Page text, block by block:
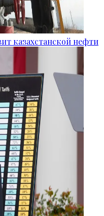
казахстанской нефти